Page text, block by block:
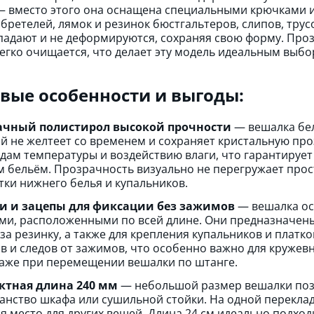
этого она оснащена специальными крючками
лямок и резинок бюстгальтеров, слипов,
и не деформируются, сохраняя свою форму.
очищается, что делает эту модель идеальным
особенности и выгоды:
полистирол высокой прочности — вешалка
не желтеет со временем и сохраняет кристальную
температуры и воздействию влаги, что
Прозрачность визуально не перегружает
нижнего белья и купальников.
и зацепы для фиксации без зажимов— вешалка
расположенными по всей длине. Они
резинку, а также для крепления купальников и
и следов от зажимов, что особенно важно для
при перемещении вешалки по штанге.
длина 240 мм — небольшой размер вешалки
шкафа или сушильной стойки. На одной